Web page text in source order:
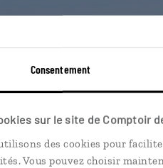
Consentement
sur le site de Comptoir
des cookies pour
Vous pouvez choisir